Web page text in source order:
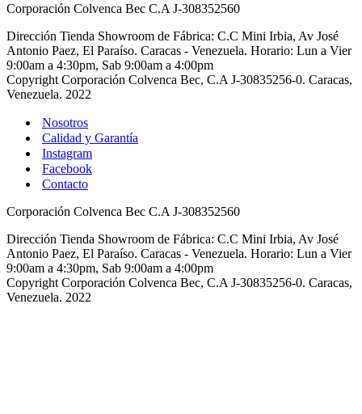
Corporación Colvenca Bec C.A J-308352560
Dirección Tienda Showroom de Fábrica: C.C Mini Irbia, Av José
Antonio Paez, El Paraíso. Caracas - Venezuela. Horario: Lun a Vier
9:00am a 4:30pm, Sab 9:00am a 4:00pm
Copyright Corporación Colvenca Bec, C.A J-30835256-0. Caracas,
Venezuela. 2022
Nosotros
Calidad y Garantía
Instagram
Facebook
Contacto
Corporación Colvenca Bec C.A J-308352560
Dirección Tienda Showroom de Fábrica: C.C Mini Irbia, Av José
Antonio Paez, El Paraíso. Caracas - Venezuela. Horario: Lun a Vier
9:00am a 4:30pm, Sab 9:00am a 4:00pm
Copyright Corporación Colvenca Bec, C.A J-30835256-0. Caracas,
Venezuela. 2022